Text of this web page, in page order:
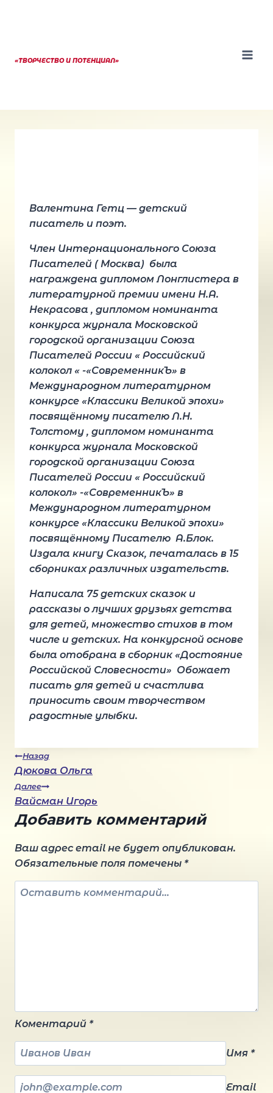
«ТВОРЧЕСТВО И ПОТЕНЦИАЛ»
Валентина Гетц — детский
писатель и поэт.
Член Интернационального Союза
Писателей ( Москва) была
награждена дипломом Лонглистера в
литературной премии имени Н.А.
Некрасова , дипломом номинанта
конкурса журнала Московской
городской организации Союза
Писателей России « Российский
колокол « -«СовременникЪ» в
Международном литературном
конкурсе «Классики Великой эпохи»
посвящённому писателю Л.Н.
Толстому , дипломом номинанта
конкурса журнала Московской
городской организации Союза
Писателей России « Российский
колокол» -«СовременникЪ» в
Международном литературном
конкурсе «Классики Великой эпохи»
посвящённому Писателю А.Блок.
Издала книгу Сказок, печаталась в 15
сборниках различных издательств.
Написала 75 детских сказок и
рассказы о лучших друзьях детства
для детей, множество стихов в том
числе и детских. На конкурсной основе
была отобрана в сборник «Достояние
Российской Словесности» Обожает
писать для детей и счастлива
приносить своим творчеством
радостные улыбки.
Навигация
по
записям
Назад
Дюкова Ольга
Далее
Вайсман Игорь
Добавить комментарий
Ваш адрес email не будет опубликован.
Обязательные поля помечены *
Коментарий *
Имя *
Email